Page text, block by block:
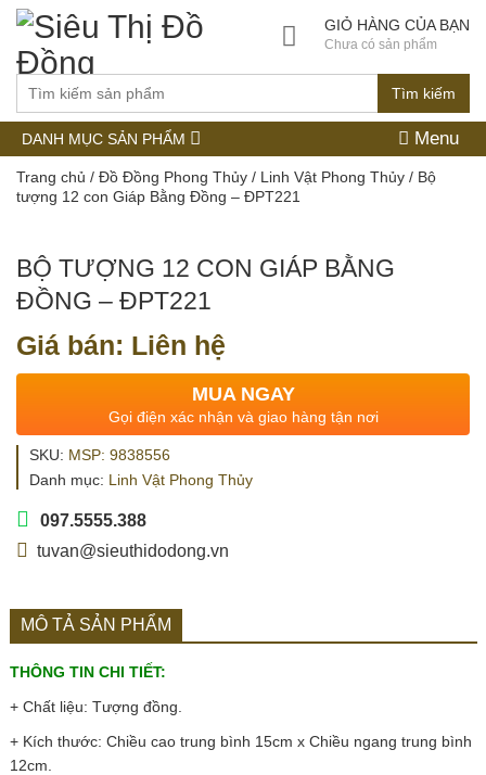
Tìm kiếm
GIỎ HÀNG CỦA BẠN
Chưa có sản phẩm
DANH MỤC SẢN PHẨM Menu
Trang chủ / Đồ Đồng Phong Thủy / Linh Vật Phong Thủy / Bộ
tượng 12 con Giáp Bằng Đồng – ĐPT221
BỘ TƯỢNG 12 CON GIÁP BẰNG
ĐỒNG – ĐPT221
Giá bán: Liên hệ
MUA NGAY
Gọi điện xác nhận và giao hàng tận nơi
SKU: MSP: 9838556
Danh mục: Linh Vật Phong Thủy
097.5555.388
tuvan@sieuthidodong.vn
MÔ TẢ SẢN PHẨM
THÔNG TIN CHI TIẾT:
+ Chất liệu: Tượng đồng.
+ Kích thước: Chiều cao trung bình 15cm x Chiều ngang trung bình
12cm.